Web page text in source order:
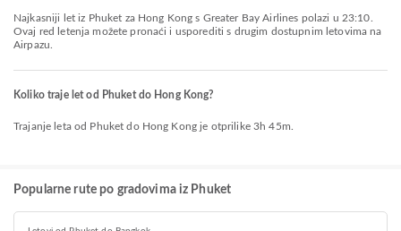
Najkasniji let iz Phuket za Hong Kong s Greater Bay Airlines polazi u 23:10.
Ovaj red letenja možete pronaći i usporediti s drugim dostupnim letovima na
Airpazu.
Koliko traje let od Phuket do Hong Kong?
Trajanje leta od Phuket do Hong Kong je otprilike 3h 45m.
Popularne rute po gradovima iz Phuket